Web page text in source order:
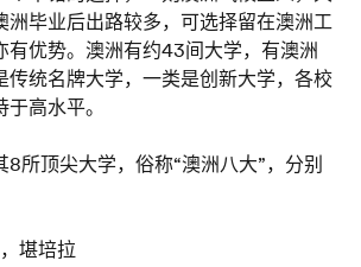
洲毕业后出路较多，可选择留在澳洲工
有优势。澳洲有约43间大学，有澳洲
传统名牌大学，一类是创新大学，各校
高水平。
8所顶尖大学，俗称“澳洲八大”，分别
堪培拉